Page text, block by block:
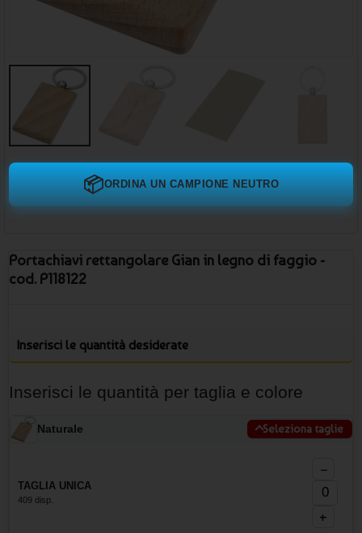
📦ORDINA UN CAMPIONE NEUTRO
Portachiavi rettangolare Gian in legno di faggio -
cod. P118122
Inserisci le quantità desiderate
Inserisci le quantità per taglia e colore
Naturale Seleziona taglie
TAGLIA UNICA
409 disp.
−
+